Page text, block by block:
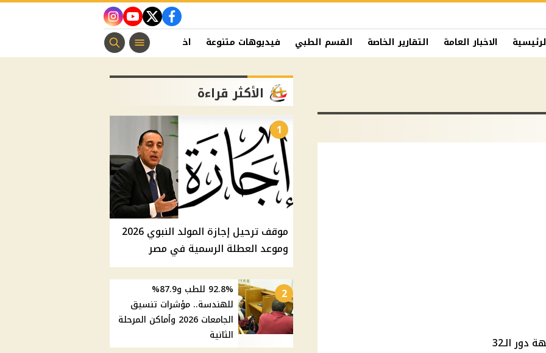
facebook
twitter
youtube
instagram
الاخبار العامة التقارير الخاصة القسم الطبي فيديوهات متنوعة اخبار الفن منوعات مسيحية
الـ32
الأكثر قراءة
1
موقف ترحيل إجازة المولد النبوي 2026
وموعد العطلة الرسمية في مصر
2
92.8% للطب و87.9%
للهندسة.. مؤشرات تنسيق
الجامعات 2026 وأماكن المرحلة
الثانية